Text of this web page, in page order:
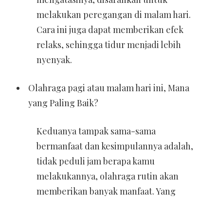
melakukan peregangan di malam hari.
Cara ini juga dapat memberikan efek
relaks, sehingga tidur menjadi lebih
nyenyak.
Olahraga pagi atau malam hari ini, Mana
yang Paling Baik?
Keduanya tampak sama-sama
bermanfaat dan kesimpulannya adalah,
tidak peduli jam berapa kamu
melakukannya, olahraga rutin akan
memberikan banyak manfaat. Yang